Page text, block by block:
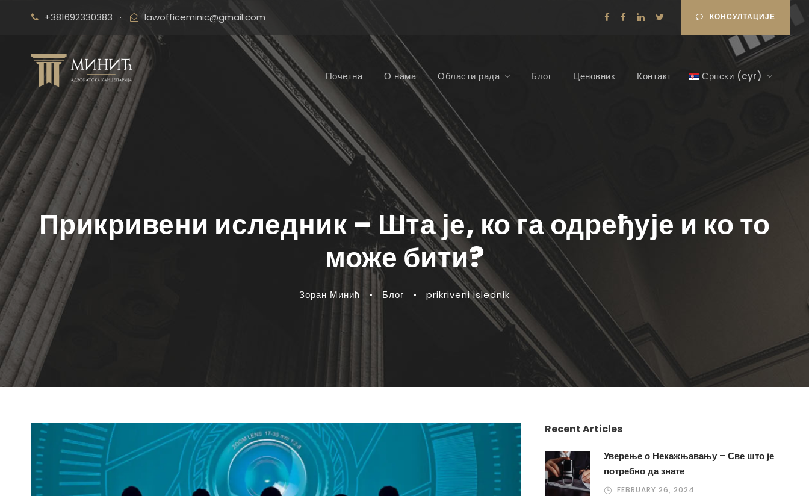
+381692330383 · lawofficeminic@gmail.com КОНСУЛТАЦИЈЕ
Почетна О нама Области рада Блог Ценовник Контакт Српски (cyr)
Прикривени иследник – Шта је, ко га одређује и ко то
може бити?
Зоран Минић • Блог • prikriveni islednik
Recent Articles
Уверење о Некажњавању – Све што је
потребно да знате
FEBRUARY 26, 2024